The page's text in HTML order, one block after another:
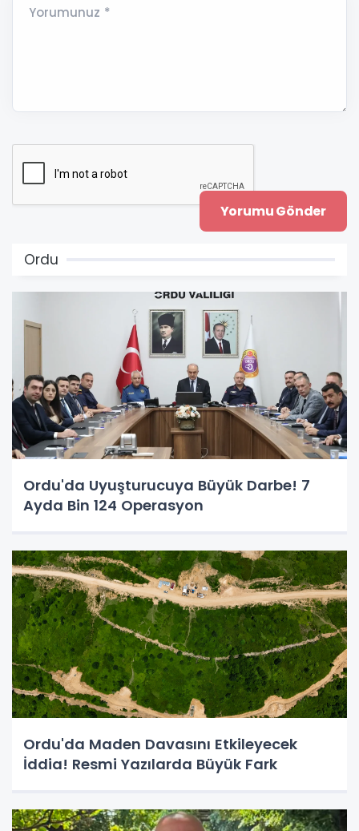
Yorumunuz *
Ordu
Ordu'da Uyuşturucuya Büyük Darbe! 7
Ayda Bin 124 Operasyon
Ordu'da Maden Davasını Etkileyecek
İddia! Resmi Yazılarda Büyük Fark